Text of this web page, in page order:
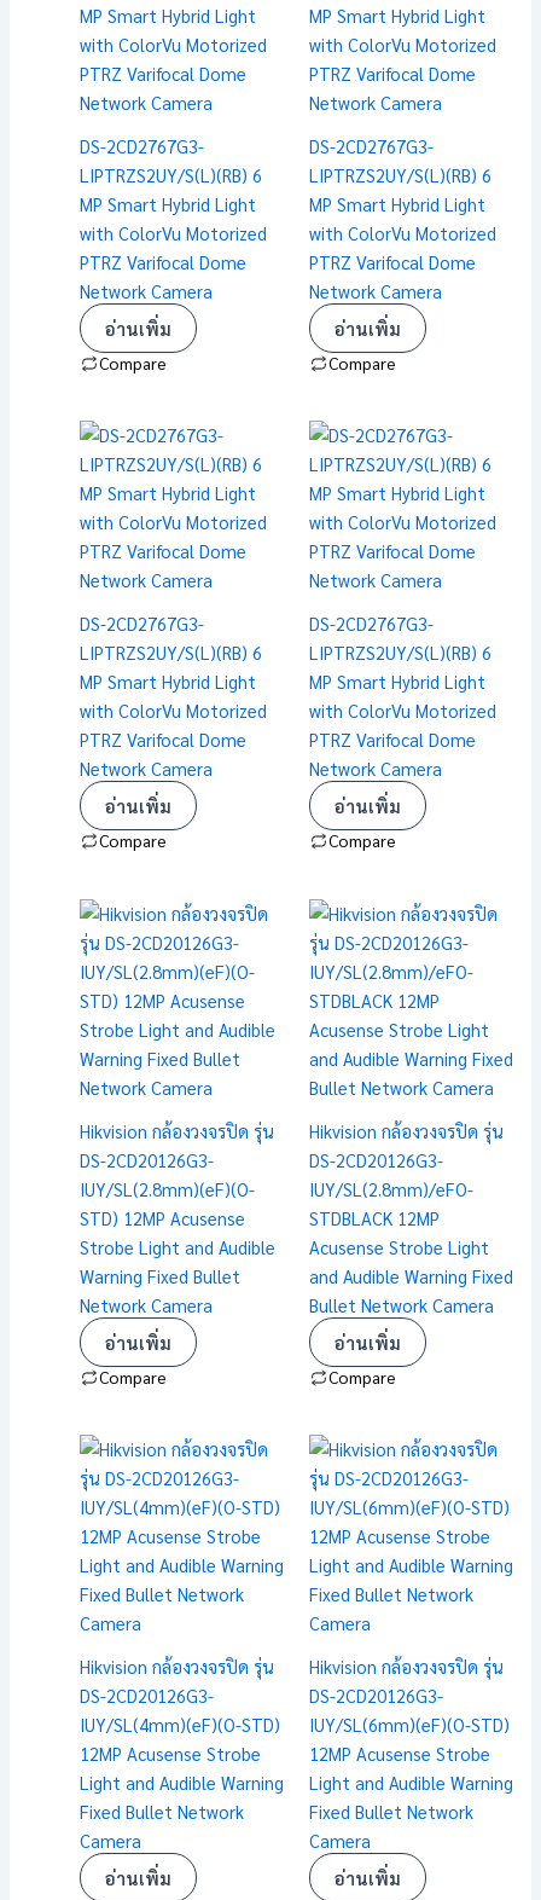
DS-2CD2767G3-
LIPTRZS2UY/S(L)(RB) 6
MP Smart Hybrid Light
with ColorVu Motorized
PTRZ Varifocal Dome
Network Camera
อ่านเพิ่ม
Compare
DS-2CD2767G3-
LIPTRZS2UY/S(L)(RB) 6
MP Smart Hybrid Light
with ColorVu Motorized
PTRZ Varifocal Dome
Network Camera
อ่านเพิ่ม
Compare
DS-2CD2767G3-
LIPTRZS2UY/S(L)(RB) 6
MP Smart Hybrid Light
with ColorVu Motorized
PTRZ Varifocal Dome
Network Camera
อ่านเพิ่ม
Compare
DS-2CD2767G3-
LIPTRZS2UY/S(L)(RB) 6
MP Smart Hybrid Light
with ColorVu Motorized
PTRZ Varifocal Dome
Network Camera
อ่านเพิ่ม
Compare
Hikvision กล้องวงจรปิด รุ่น
DS-2CD20126G3-
IUY/SL(2.8mm)(eF)(O-
STD) 12MP Acusense
Strobe Light and Audible
Warning Fixed Bullet
Network Camera
อ่านเพิ่ม
Compare
Hikvision กล้องวงจรปิด รุ่น
DS-2CD20126G3-
IUY/SL(2.8mm)/eFO-
STDBLACK 12MP
Acusense Strobe Light
and Audible Warning Fixed
Bullet Network Camera
อ่านเพิ่ม
Compare
Hikvision กล้องวงจรปิด รุ่น
DS-2CD20126G3-
IUY/SL(4mm)(eF)(O-STD)
12MP Acusense Strobe
Light and Audible Warning
Fixed Bullet Network
Camera
อ่านเพิ่ม
Hikvision กล้องวงจรปิด รุ่น
DS-2CD20126G3-
IUY/SL(6mm)(eF)(O-STD)
12MP Acusense Strobe
Light and Audible Warning
Fixed Bullet Network
Camera
อ่านเพิ่ม